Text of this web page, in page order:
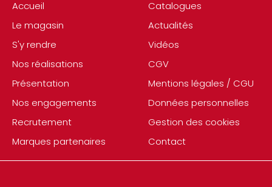
Accueil
Le magasin
S'y rendre
Nos réalisations
Présentation
Nos engagements
Recrutement
Marques partenaires
Catalogues
Actualités
Vidéos
CGV
Mentions légales / CGU
Données personnelles
Gestion des cookies
Contact